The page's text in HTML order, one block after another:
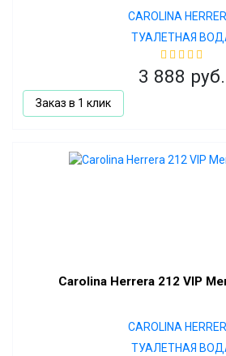
CAROLINA
ТУАЛЕТНАЯ
3 888 руб.
Заказ в 1 клик
Carolina Herrera 212 VIP
CAROLINA
ТУАЛЕТНАЯ